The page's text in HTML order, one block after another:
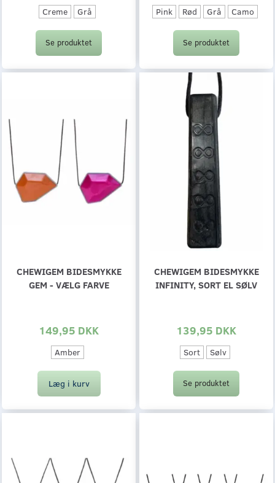
Creme Grå
Se produktet
Pink Rød Grå Camo
Se produktet
CHEWIGEM BIDESMYKKE
GEM - VÆLG FARVE
149,95 DKK
Amber
Læg i kurv
CHEWIGEM BIDESMYKKE
INFINITY, SORT EL SØLV
139,95 DKK
Sort Sølv
Se produktet